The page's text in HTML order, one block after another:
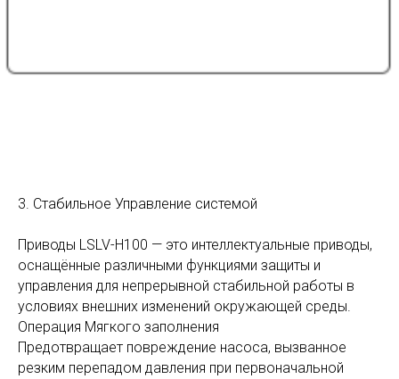
3. Стабильное Управление системой
Приводы LSLV-H100 — это интеллектуальные приводы,
оснащённые различными функциями защиты и
управления для непрерывной стабильной работы в
условиях внешних изменений окружающей среды.
Операция Мягкого заполнения
Предотвращает повреждение насоса, вызванное
резким перепадом давления при первоначальной